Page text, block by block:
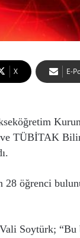
X E-
TÜBİTAK
28 öğrenci
Soytürk; “Bu